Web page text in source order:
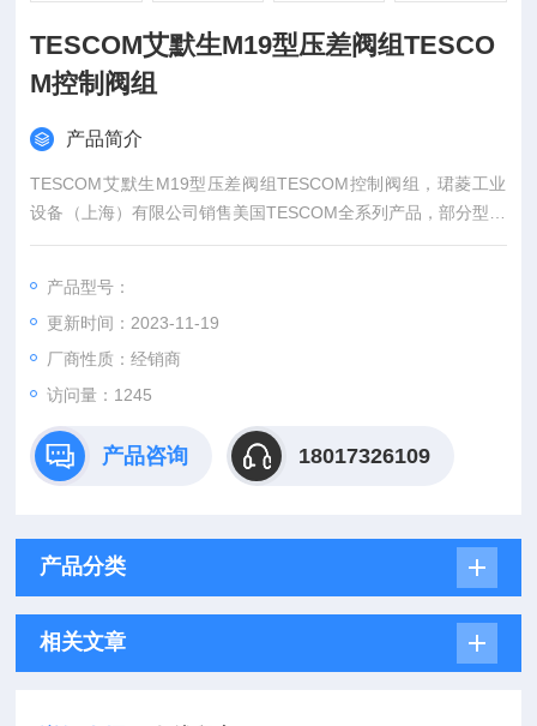
TESCOM艾默生M19型压差阀组TESCO
M控制阀组
产品简介
TESCOM艾默生M19型压差阀组TESCOM控制阀组，珺菱工业
设备（上海）有限公司销售美国TESCOM全系列产品，部分型号
现货，价格好，欢迎确认。
产品型号：
更新时间：2023-11-19
厂商性质：经销商
访问量：1245
产品咨询 18017326109
产品分类
相关文章